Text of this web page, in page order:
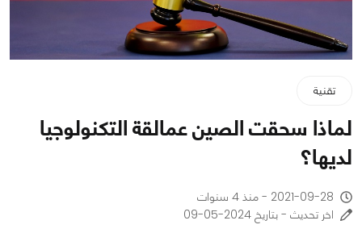
تقنية
لماذا سحقت الصين عمالقة التكنولوجيا
لديها؟
2021-09-28 - منذ 4 سنوات
اخر تحديث - بتاريخ 2024-05-09